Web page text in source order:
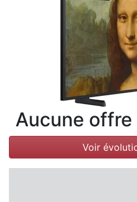
Aucune
Voir